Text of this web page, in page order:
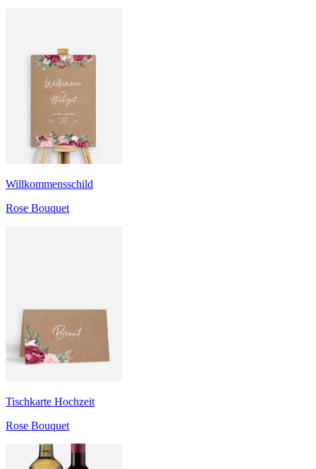
Willkommensschild
Rose Bouquet
Tischkarte Hochzeit
Rose Bouquet